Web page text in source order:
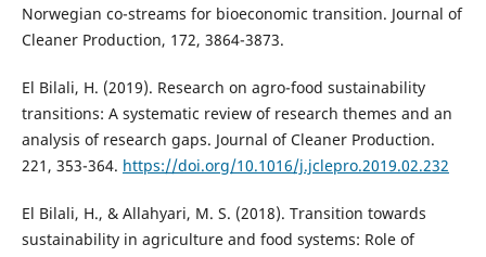
Norwegian co-streams for bioeconomic transition. Journal of
Cleaner Production, 172, 3864-3873.
El Bilali, H. (2019). Research on agro-food sustainability
transitions: A systematic review of research themes and an
analysis of research gaps. Journal of Cleaner Production.
221, 353-364. https://doi.org/10.1016/j.jclepro.2019.02.232
El Bilali, H., & Allahyari, M. S. (2018). Transition towards
sustainability in agriculture and food systems: Role of